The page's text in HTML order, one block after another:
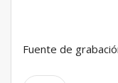
Fuente de